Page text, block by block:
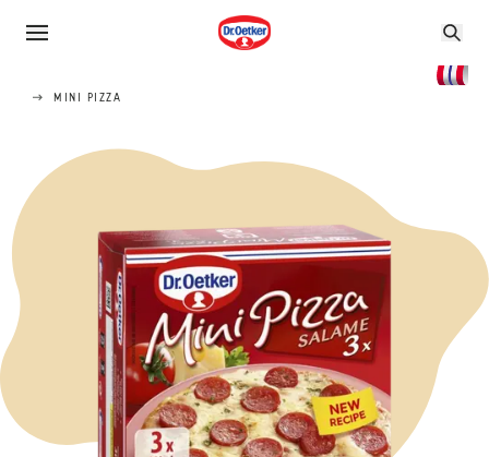
MINI PIZZA